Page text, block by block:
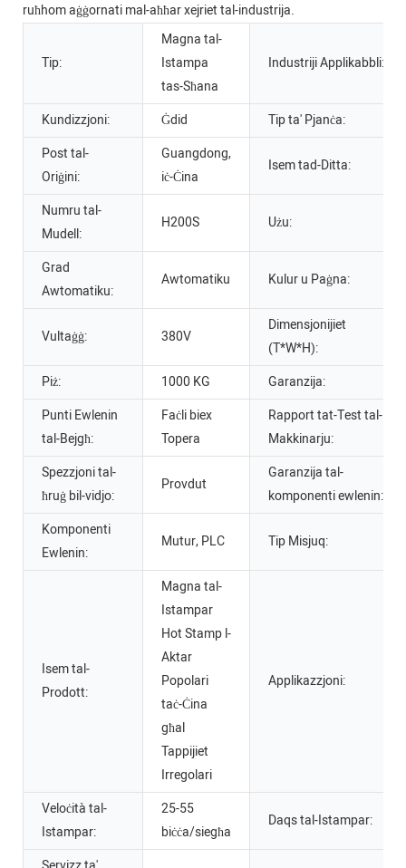
ruħhom aġġornati mal-aħħar xejriet tal-industrija.
Tip:
Magna tal-
Istampa
tas-Sħana
Industriji Applikabbli:
Kundizzjoni: Ġdid
Tip ta' Pjanċa:
Post tal-
Oriġini:
Guangdong,
iċ-Ċina
Isem tad-Ditta:
Numru tal-
Mudell:
H200S Użu:
Grad
Awtomatiku:
Awtomatiku Kulur u Paġna:
Vultaġġ: 380V
Dimensjonijiet
(T*W*H):
Piż:
1000 KG
Garanzija:
Punti Ewlenin
tal-Bejgħ:
Faċli biex
Topera
Rapport tat-Test tal-
Makkinarju:
Spezzjoni tal-
ħruġ bil-vidjo:
Provdut
Garanzija tal-
komponenti ewlenin:
Komponenti
Ewlenin:
Mutur, PLC Tip Misjuq:
Isem tal-
Prodott:
Magna tal-
Istampar
Hot Stamp l-
Aktar
Popolari
taċ-Ċina
għal
Tappijiet
Irregolari
Applikazzjoni:
Veloċità tal-
Istampar:
25-55
biċċa/siegħa
Daqs tal-Istampar: